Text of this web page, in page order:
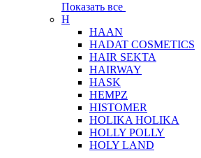
Показать все
H
HAAN
HADAT COSMETICS
HAIR SEKTA
HAIRWAY
HASK
HEMPZ
HISTOMER
HOLIKA HOLIKA
HOLLY POLLY
HOLY LAND